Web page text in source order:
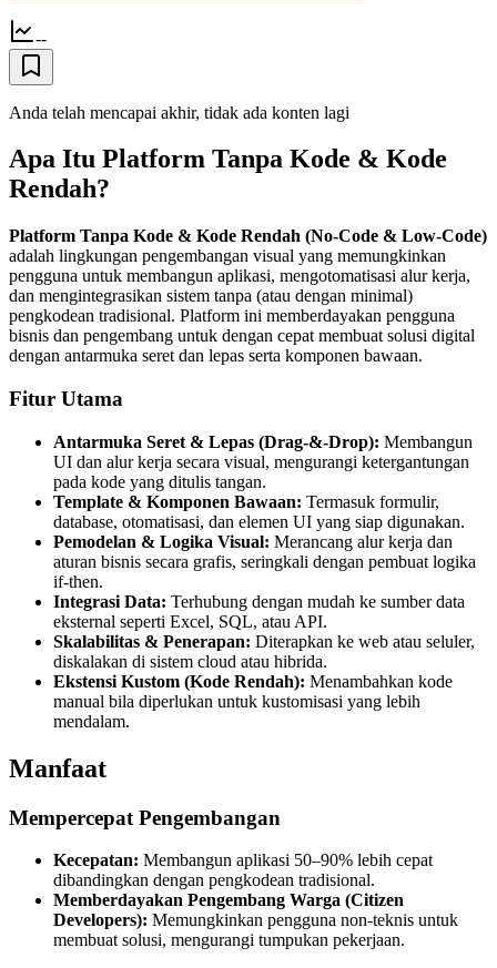
--
Anda telah mencapai akhir, tidak ada konten lagi
Apa Itu Platform Tanpa Kode & Kode
Rendah?
Platform Tanpa Kode & Kode Rendah (No‑Code & Low‑Code)
adalah lingkungan pengembangan visual yang memungkinkan
pengguna untuk membangun aplikasi, mengotomatisasi alur kerja,
dan mengintegrasikan sistem tanpa (atau dengan minimal)
pengkodean tradisional. Platform ini memberdayakan pengguna
bisnis dan pengembang untuk dengan cepat membuat solusi digital
dengan antarmuka seret dan lepas serta komponen bawaan.
Fitur Utama
Antarmuka Seret & Lepas (Drag‑&‑Drop): Membangun
UI dan alur kerja secara visual, mengurangi ketergantungan
pada kode yang ditulis tangan.
Template & Komponen Bawaan: Termasuk formulir,
database, otomatisasi, dan elemen UI yang siap digunakan.
Pemodelan & Logika Visual: Merancang alur kerja dan
aturan bisnis secara grafis, seringkali dengan pembuat logika
if-then.
Integrasi Data: Terhubung dengan mudah ke sumber data
eksternal seperti Excel, SQL, atau API.
Skalabilitas & Penerapan: Diterapkan ke web atau seluler,
diskalakan di sistem cloud atau hibrida.
Ekstensi Kustom (Kode Rendah): Menambahkan kode
manual bila diperlukan untuk kustomisasi yang lebih
mendalam.
Manfaat
Mempercepat Pengembangan
Kecepatan: Membangun aplikasi 50–90% lebih cepat
dibandingkan dengan pengkodean tradisional.
Memberdayakan Pengembang Warga (Citizen
Developers): Memungkinkan pengguna non-teknis untuk
membuat solusi, mengurangi tumpukan pekerjaan.